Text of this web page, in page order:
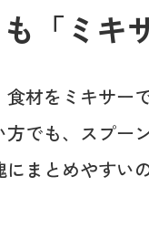
「ミキ
食材をミキサー
方でも、スプー
まとめやすい